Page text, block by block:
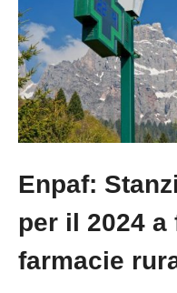
Enpaf:
per il 2024
farmacie